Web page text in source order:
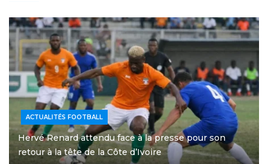
ACTUALITÉS FOOTBALL
Hervé Renard attendu face à la presse pour son
retour à la tête de la Côte d’Ivoire